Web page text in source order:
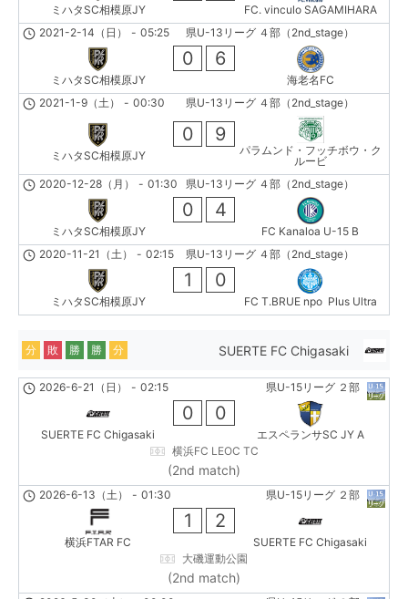
ミハタSC相模原JY
FC. vinculo SAGAMIHARA
県U-13リーグ ４部（2nd_stage）
2021-2-14（日） - 05:25
ミハタSC相模原JY
0 6
海老名FC
県U-13リーグ ４部（2nd_stage）
2021-1-9（土） - 00:30
ミハタSC相模原JY
0 9
パラムンド・フッチボウ・ク
ルービ
県U-13リーグ ４部（2nd_stage）
2020-12-28（月） - 01:30
ミハタSC相模原JY
0 4
FC Kanaloa U-15 B
県U-13リーグ ４部（2nd_stage）
2020-11-21（土） - 02:15
ミハタSC相模原JY
1 0
FC T.BRUE npo Plus Ultra
SUERTE FC Chigasaki
分 敗 勝 勝 分
県U-15リーグ ２部
2026-6-21（日） - 02:15
SUERTE FC Chigasaki
0 0
エスペランサSC JY A
横浜FC LEOC TC
(2nd match)
県U-15リーグ ２部
2026-6-13（土） - 01:30
横浜FTAR FC
1 2
SUERTE FC Chigasaki
大磯運動公園
(2nd match)